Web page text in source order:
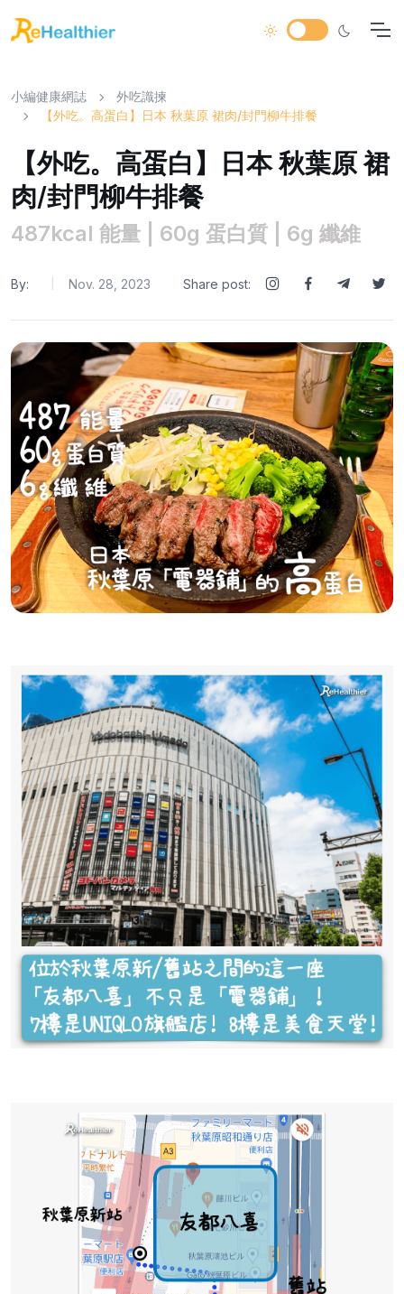
小編健康網誌
外吃識揀
【外吃。高蛋白】日本 秋葉原 裙肉/封門柳牛排餐
【外吃。高蛋白】日本 秋葉原 裙
肉/封門柳牛排餐
487kcal 能量 | 60g 蛋白質 | 6g 纖維
By: Nov. 28, 2023 Share post: